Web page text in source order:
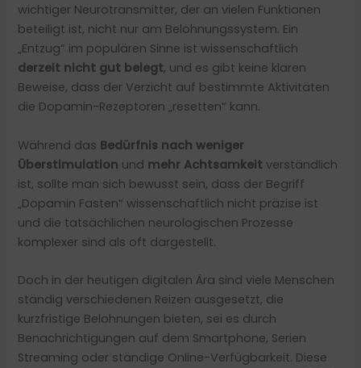
wichtiger Neurotransmitter, der an vielen Funktionen
beteiligt ist, nicht nur am Belohnungssystem. Ein
„Entzug“ im populären Sinne ist wissenschaftlich
derzeit nicht gut belegt, und es gibt keine klaren
Beweise, dass der Verzicht auf bestimmte Aktivitäten
die Dopamin-Rezeptoren „resetten“ kann.
Während das Bedürfnis nach weniger
Überstimulation und mehr Achtsamkeit verständlich
ist, sollte man sich bewusst sein, dass der Begriff
„Dopamin Fasten“ wissenschaftlich nicht präzise ist
und die tatsächlichen neurologischen Prozesse
komplexer sind als oft dargestellt.
Doch in der heutigen digitalen Ära sind viele Menschen
ständig verschiedenen Reizen ausgesetzt, die
kurzfristige Belohnungen bieten, sei es durch
Benachrichtigungen auf dem Smartphone, Serien
Streaming oder ständige Online-Verfügbarkeit. Diese